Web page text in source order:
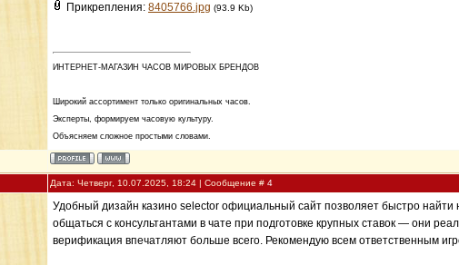
Прикрепления: 8405766.jpg (93.9 Kb)
ИНТЕРНЕТ-МАГАЗИН ЧАСОВ МИРОВЫХ БРЕНДОВ
Широкий ассортимент только оригинальных часов.
Эксперты, формируем часовую культуру.
Объясняем сложное простыми словами.
Дата: Четверг, 10.07.2025, 18:24 | Сообщение # 4
Удобный дизайн казино selector официальный сайт позволяет быстро
общаться с консультантами в чате при подготовке крупных ставок — они
верификация впечатляют больше всего. Рекомендую всем ответственным